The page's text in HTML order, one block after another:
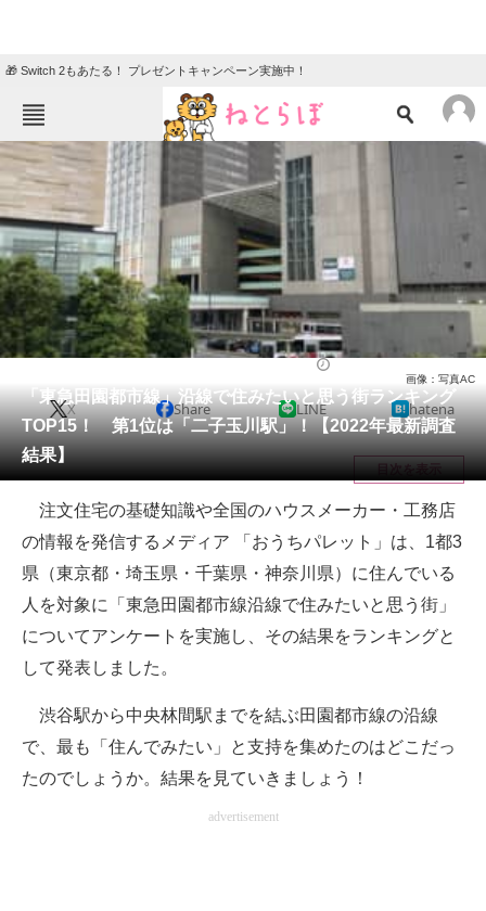
🎁 Switch 2もあたる！ プレゼントキャンペーン実施中！
ねとらぼメニュー
TOP ニュース
エンタメ クイズ
グルメ 地域
住まい 教育・育児
動物 リサーチ
会員記事
メディア
注目記事を集めた総合ページ
ITの今と未来を見通す
スマホと通信の最新トレンド
進化するPCとデバイスの未来
好きが集まる 比べて選べる
ビジネスと働き方のヒント
「東急田園都市線」沿線で住みたいと思う街ランキング
TOP15！ 第1位は「二子玉川駅」！【2022年最新調査
結果】
画像：写真AC
X Share LINE hatena
目次を表示
注文住宅の基礎知識や全国のハウスメーカー・工務店
の情報を発信するメディア 「おうちパレット」は、1都3
県（東京都・埼玉県・千葉県・神奈川県）に住んでいる
人を対象に「東急田園都市線沿線で住みたいと思う街」
についてアンケートを実施し、その結果をランキングと
して発表しました。
渋谷駅から中央林間駅までを結ぶ田園都市線の沿線
で、最も「住んでみたい」と支持を集めたのはどこだっ
たのでしょうか。結果を見ていきましょう！
advertisement